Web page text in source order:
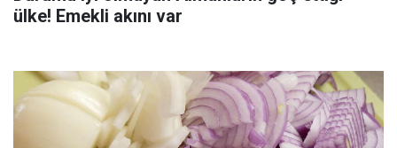
ülke! Emekli akını var